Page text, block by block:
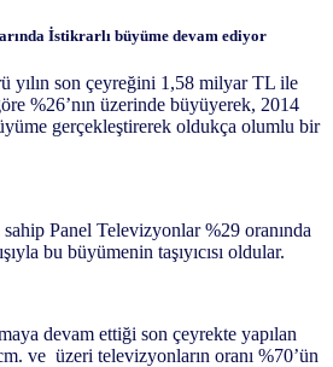
İstikrarlı büyüme devam ediyor
yılın son çeyreğini 1,58 milyar TL ile
%26’nın üzerinde büyüyerek, 2014
gerçekleştirerek oldukça olumlu bir
sahip Panel Televizyonlar %29 oranında
bu büyümenin taşıyıcısı oldular.
devam ettiği son çeyrekte yapılan
ve üzeri televizyonların oranı %70’ün